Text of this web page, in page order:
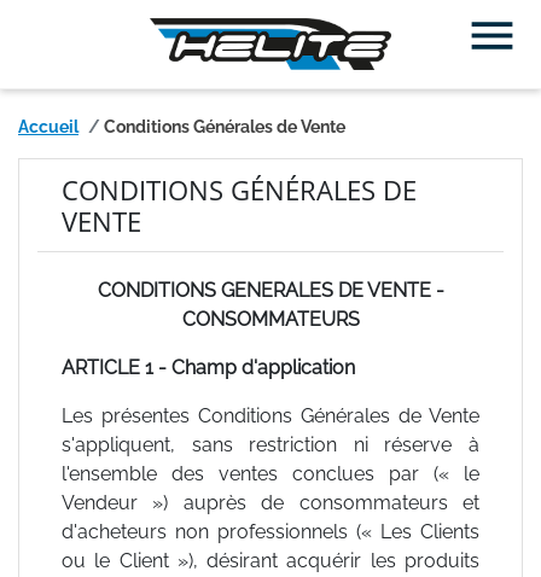

Accueil Conditions Générales de Vente
CONDITIONS GÉNÉRALES DE
VENTE
CONDITIONS GENERALES DE VENTE -
CONSOMMATEURS
ARTICLE 1 - Champ d'application
Les présentes Conditions Générales de Vente
s'appliquent, sans restriction ni réserve à
l'ensemble des ventes conclues par (« le
Vendeur ») auprès de consommateurs et
d'acheteurs non professionnels (« Les Clients
ou le Client »), désirant acquérir les produits